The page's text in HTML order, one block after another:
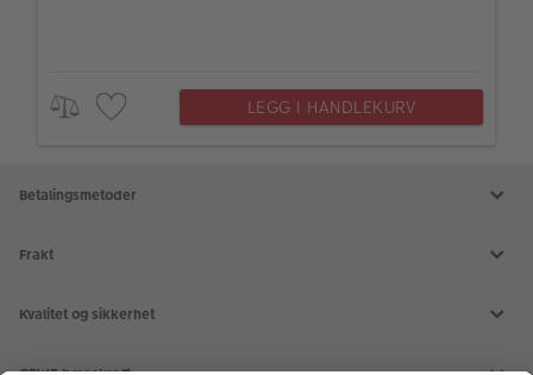
LEGG I HANDLEKURV
Betalingsmetoder
Frakt
Kvalitet og sikkerhet